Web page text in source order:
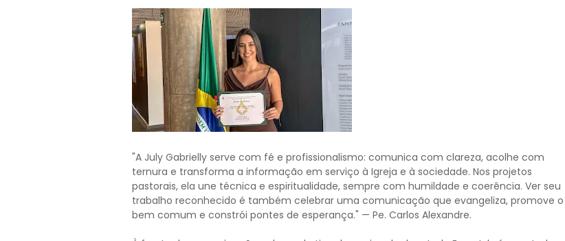
"A July Gabrielly serve com fé e profissionalismo: comunica com clareza, acolhe com
ternura e transforma a informação em serviço à Igreja e à sociedade. Nos projetos
pastorais, ela une técnica e espiritualidade, sempre com humildade e coerência. Ver seu
trabalho reconhecido é também celebrar uma comunicação que evangeliza, promove o
bem comum e constrói pontes de esperança." — Pe. Carlos Alexandre.